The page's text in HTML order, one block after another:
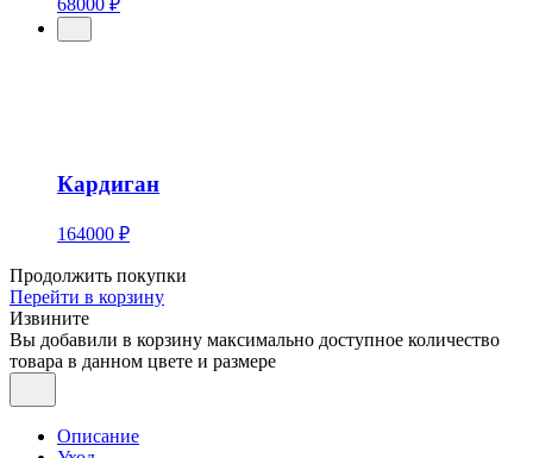
68000 ₽
Кардиган
164000 ₽
Продолжить покупки
Перейти в корзину
Извините
Вы добавили в корзину максимально доступное количество
товара в данном цвете и размере
Описание